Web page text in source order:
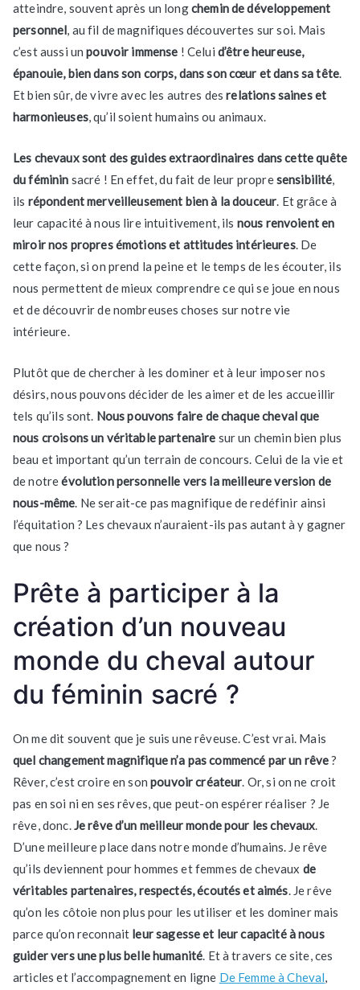
atteindre, souvent après un longchemin de développement
personnel, au fil de magnifiques découvertes sur soi. Mais
c’est aussi un pouvoir immense ! Celui d’être heureuse,
épanouie, bien dans son corps, dans son cœur et dans sa tête.
Et bien sûr, de vivre avec les autres des relations saines et
harmonieuses, qu’il soient humains ou animaux.
Les chevaux sont des guides extraordinaires dans cette quête
du féminin sacré ! En effet, du fait de leur propresensibilité,
ils répondent merveilleusement bien à la douceur. Et grâce à
leur capacité à nous lire intuitivement, ils nous renvoient en
miroir nos propres émotions et attitudes intérieures. De
cette façon, si on prend la peine et le temps de les écouter, ils
nous permettent de mieux comprendre ce qui se joue en nous
et de découvrir de nombreuses choses sur notre vie
intérieure.
Plutôt que de chercher à les dominer et à leur imposer nos
désirs, nous pouvons décider de les aimer et de les accueillir
tels qu’ils sont. Nous pouvons faire de chaque cheval que
nous croisons un véritable partenaire sur un chemin bien plus
beau et important qu’un terrain de concours. Celui de la vie et
de notreévolution personnelle vers la meilleure version de
nous-même. Ne serait-ce pas magnifique de redéfinir ainsi
l’équitation ? Les chevaux n’auraient-ils pas autant à y gagner
que nous ?
Prête à participer à la
création d’un nouveau
monde du cheval autour
du féminin sacré ?
On me dit souvent que je suis une rêveuse. C’est vrai. Mais
quel changement magnifique n’a pas commencé par un rêve?
Rêver, c’est croire en sonpouvoir créateur. Or, si on ne croit
pas en soi ni en ses rêves, que peut-on espérer réaliser ? Je
rêve, donc.Je rêve d’un meilleur monde pour les chevaux.
D’une meilleure place dans notre monde d’humains. Je rêve
qu’ils deviennent pour hommes et femmes de chevaux de
véritables partenaires, respectés, écoutés et aimés. Je rêve
qu’on les côtoie non plus pour les utiliser et les dominer mais
parce qu’on reconnait leur sagesse et leur capacité à nous
guider vers une plus belle humanité. Et à travers ce site, ces
articles et l’accompagnement en ligne De Femme à Cheval,